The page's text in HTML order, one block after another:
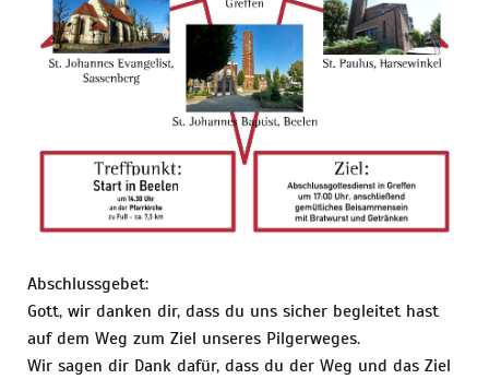
Abschlussgebet:
Gott, wir danken dir, dass du uns sicher begleitet hast
auf dem Weg zum Ziel unseres Pilgerweges.
Wir sagen dir Dank dafür, dass du der Weg und das Ziel